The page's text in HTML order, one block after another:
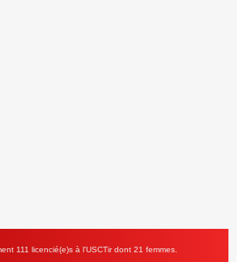
111 licencié(e)s à l'USCTir dont 21 femmes.